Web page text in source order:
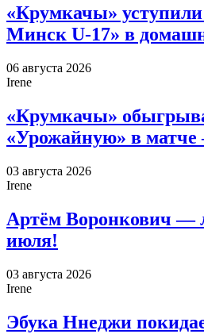
«Крумкачы»
Минск U-17» в
06 августа 2026
Irene
«Крумкачы»
«Урожайную» в
03 августа 2026
Irene
Артём Воронкович —
июля!
03 августа 2026
Irene
Эбука Ннеджи